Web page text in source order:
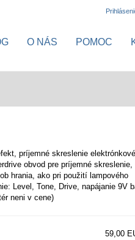
O NÁS POMOC
príjemné skreslenie
obvod pre príjemné skreslenie,
hrania, ako pri použití lampového
Level, Tone, Drive, napájanie 9V
neni v cene)
59,00